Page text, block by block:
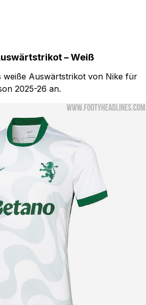
– Weiß
weiße Auswärtstrikot von Nike für
2025-26 an.